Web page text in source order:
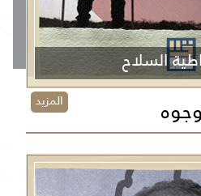
السلاح
المزيد وجوه